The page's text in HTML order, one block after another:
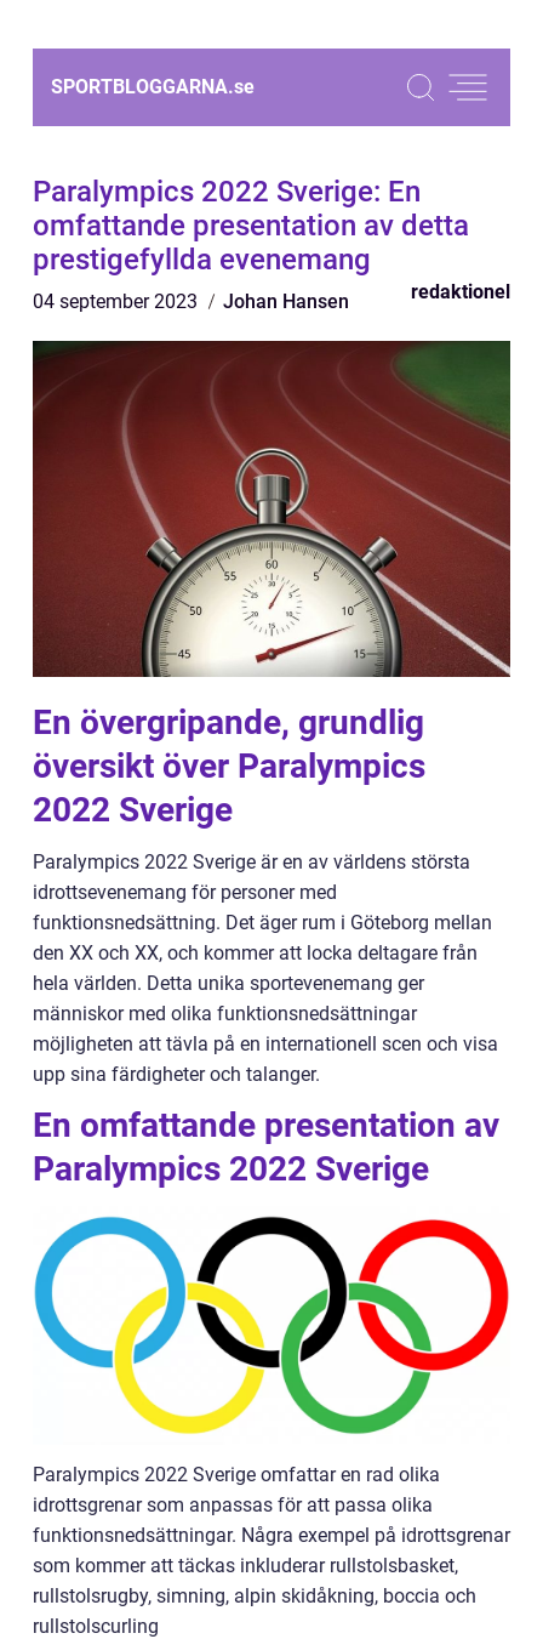
SPORTBLOGGARNA.se
Paralympics 2022 Sverige: En
omfattande presentation av detta
prestigefyllda evenemang
04 september 2023 Johan Hansen redaktionel
En övergripande, grundlig
översikt över Paralympics
2022 Sverige
Paralympics 2022 Sverige är en av världens största
idrottsevenemang för personer med
funktionsnedsättning. Det äger rum i Göteborg mellan
den XX och XX, och kommer att locka deltagare från
hela världen. Detta unika sportevenemang ger
människor med olika funktionsnedsättningar
möjligheten att tävla på en internationell scen och visa
upp sina färdigheter och talanger.
En omfattande presentation av
Paralympics 2022 Sverige
Paralympics 2022 Sverige omfattar en rad olika
idrottsgrenar som anpassas för att passa olika
funktionsnedsättningar. Några exempel på idrottsgrenar
som kommer att täckas inkluderar rullstolsbasket,
rullstolsrugby, simning, alpin skidåkning, boccia och
rullstolscurling